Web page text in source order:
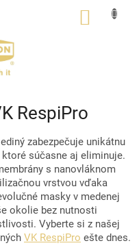
RespiPro
zabezpečuje unikátnu
súčasne aj eliminuje.
s nanovláknom
vrstvou vďaka
masky v medenej
okolie bez nutnosti
Vyberte si z našej
VK RespiPro ešte dnes.